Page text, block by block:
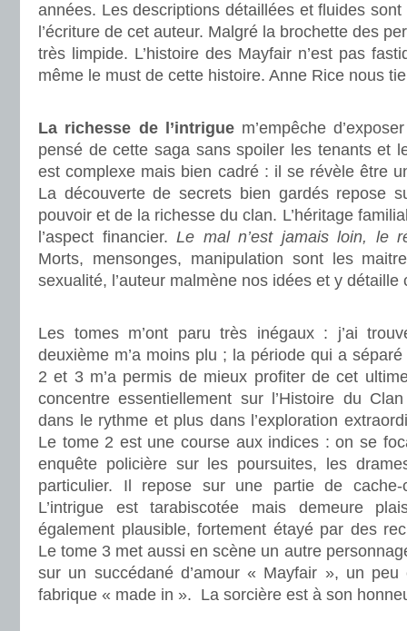
années. Les descriptions détaillées et fluides
l’écriture de cet auteur. Malgré la brochette des
très limpide. L’histoire des Mayfair n’est pas
même le must de cette histoire. Anne Rice nous
La richesse de l’intriguem’empêche
pensé de cette saga sans spoiler les tenants et
est complexe mais bien cadré : il se révèle être
La découverte de secrets bien gardés repose
pouvoir et de la richesse du clan. L’héritage
l’aspect financier. Le mal n’est jamais loin, le
Morts, mensonges, manipulation sont les
sexualité, l’auteur malmène nos idées et y détaille
Les tomes m’ont paru très inégaux : j’ai
deuxième m’a moins plu ; la période qui a
2 et 3 m’a permis de mieux profiter de cet
concentre essentiellement sur l’Histoire du
dans le rythme et plus dans l’exploration
Le tome 2 est une course aux indices : on se
enquête policière sur les poursuites, les
particulier. Il repose sur une partie de cache-
L’intrigue est tarabiscotée mais demeure
également plausible, fortement étayé par des
Le tome 3 met aussi en scène un autre
sur un succédané d’amour « Mayfair », un
fabrique « made in ». La sorcière est à son